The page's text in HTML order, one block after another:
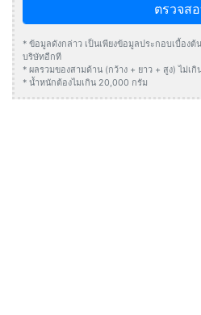
ตรวจส
* ข้อมูลดังกล่าว เป็นเพียงข้อมูลประกอบเบื้อง
บริษัทอีกที
* ผลรวมของสามด้าน (กว้าง + ยาว + สูง) ไม่เกิ
* น้ำหนักต้องไมเกิน 20,000 กรัม